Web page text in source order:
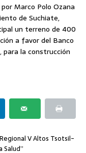
Marco Polo Ozana
de Suchiate,
un terreno de 400
a favor del Banco
para la construcción
V Altos Tsotsil-
Salud”